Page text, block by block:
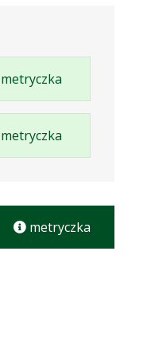
metryczka
metryczka
metryczka